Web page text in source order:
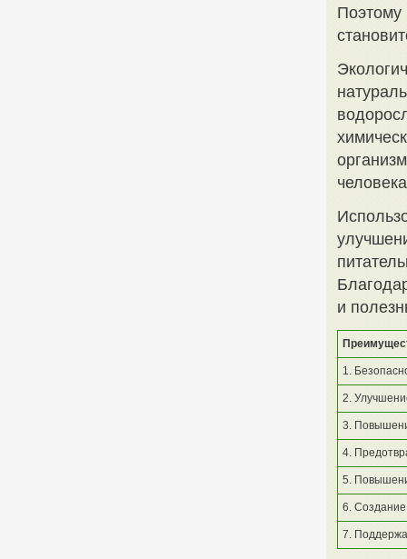
Поэтому
и
1.
2.
3.
4.
5.
6. Создание
7.